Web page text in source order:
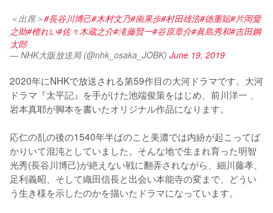
＜出席＞#長谷川博己#木村文乃#南果歩#村田雄浩#徳重聡#片岡愛
之助#檀れい#佐々木蔵之介#滝藤賢一#谷原章介#眞島秀和#吉田鋼
太郎
— NHK大阪放送局 (@nhk_osaka_JOBK) June 19, 2019
2020年にNHKで放送される第59作目の大河ドラマです。大河
ドラマ『太平記』を手がけた池端俊策をはじめ、前川洋一 、
岩本真耶が脚本を書いたオリジナル作品になります。
応仁の乱の後の1540年半ばのこと美濃では内紛が起こってば
かりいて混沌としていました。そんな地で生まれ育った明智
光秀(長谷川博己)が絶えない戦に翻弄されながら、細川藤孝、
足利義昭、そして織田信長と出会い本能寺の変まで、どうい
う生き様を示したのかを描いたドラマになっています。